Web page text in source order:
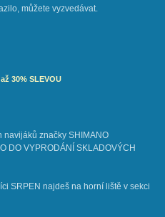
můžete vyzvedávat.
30% SLEVOU
navijáků značky SHIMANO
DO VYPRODÁNÍ SKLADOVÝCH
SRPEN najdeš na horní liště v sekci